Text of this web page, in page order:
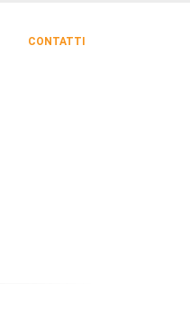
CONTATTI